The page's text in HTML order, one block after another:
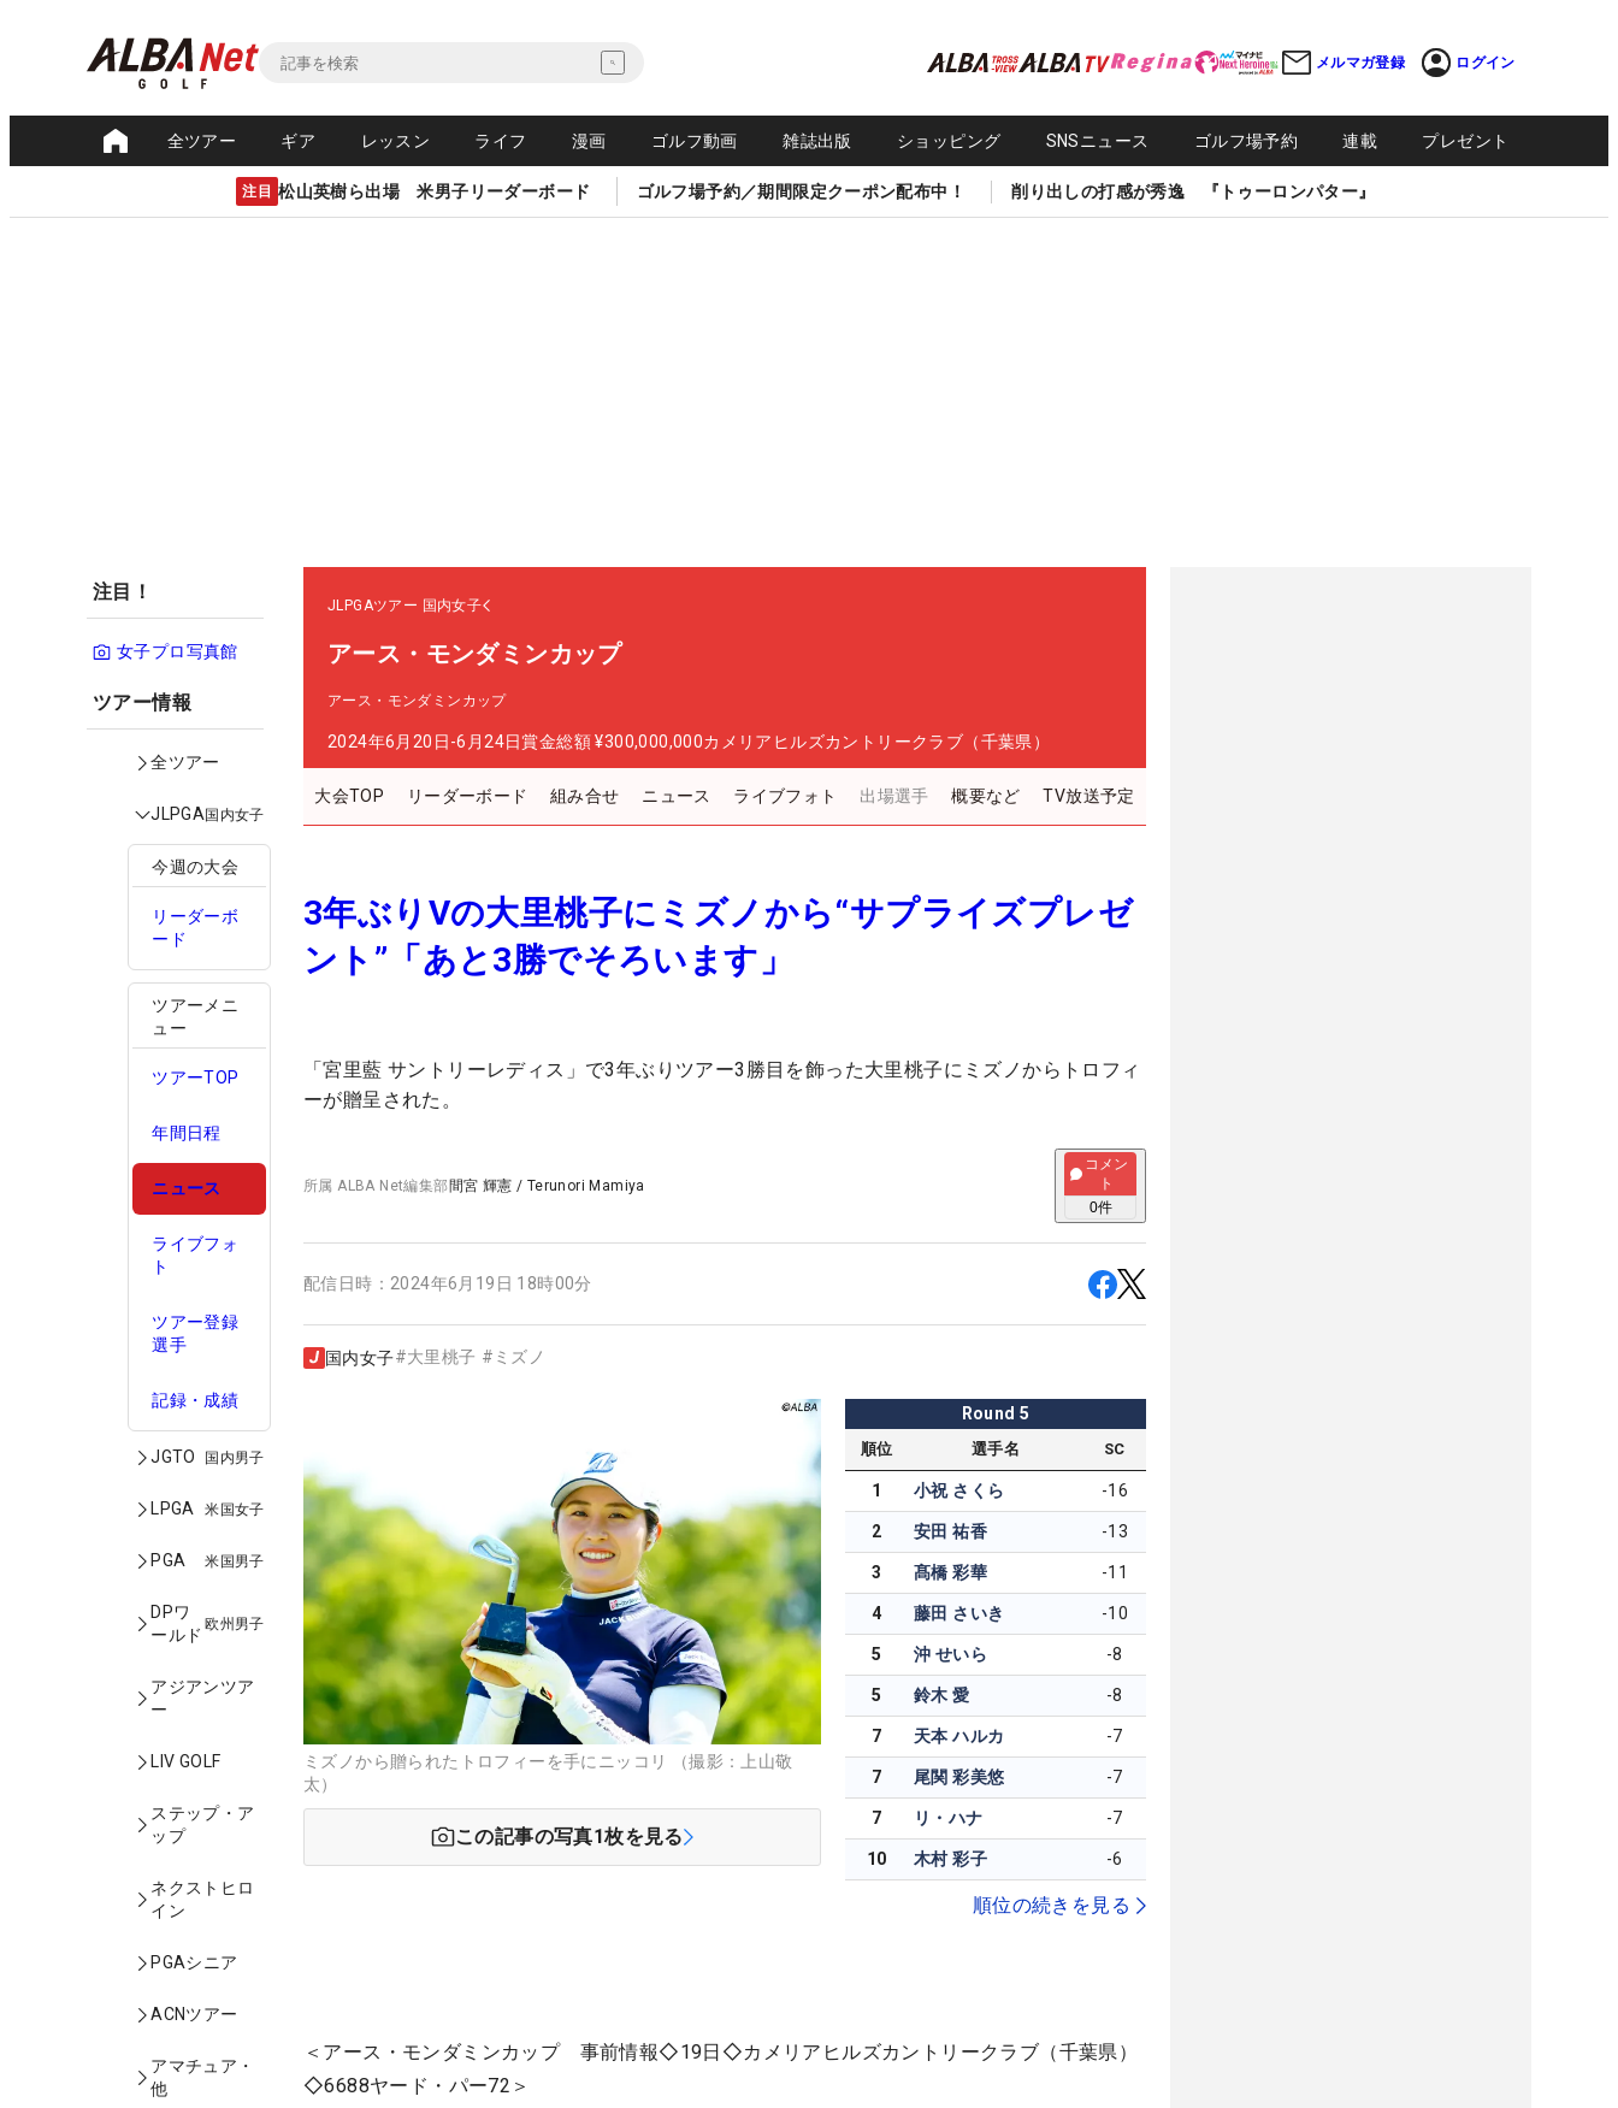
メルマガ登録 ログイン
全ツアー ギア レッスン ライフ 漫画 ゴルフ動画 雑誌出版 ショッピング SNSニュース ゴルフ場予約 連載 プレゼント
注目 松山英樹ら出場 米男子リーダーボード ゴルフ場予約／期間限定クーポン配布中！ 削り出しの打感が秀逸 『トゥーロンパター』
注目！
女子プロ写真館
ツアー情報
全ツアー
JLPGA国内女子
今週の大会
リーダーボ
ード
ツアーメニ
ュー
ツアーTOP
年間日程
ニュース
ライブフォ
ト
ツアー登録
選手
記録・成績
JGTO 国内男子
LPGA 米国女子
PGA 米国男子
DPワ
ールド
欧州男子
アジアンツア
ー
LIV GOLF
ステップ・ア
ップ
ネクストヒロ
イン
PGAシニア
ACNツアー
アマチュア・
他
JLPGAツアー 国内女子
アース・モンダミンカップ
アース・モンダミンカップ
2024年6月20日-6月24日賞金総額 ¥300,000,000カメリアヒルズカントリークラブ（千葉県）
大会TOP リーダーボード 組み合せ ニュース ライブフォト 出場選手 概要など TV放送予定
3年ぶりVの大里桃子にミズノから“サプライズプレゼ
ント”「あと3勝でそろいます」
「宮里藍 サントリーレディス」で3年ぶりツアー3勝目を飾った大里桃子にミズノからトロフィ
ーが贈呈された。
所属ALBA Net編集部間宮 輝憲 / Terunori Mamiya
コメン
ト
0件
配信日時： 2024年6月19日 18時00分
国内女子#大里桃子 # ミズノ
ミズノから贈られたトロフィーを手にニッコリ （撮影：上山敬
太）
この記事の写真1枚を見る
Round 5
順位 選手名 SC
1 小祝 さくら -16
2 安田 祐香 -13
3 髙橋 彩華 -11
4 藤田 さいき -10
5 沖 せいら -8
5 鈴木 愛 -8
7 天本 ハルカ -7
7 尾関 彩美悠 -7
7 リ・ハナ -7
10 木村 彩子 -6
順位の続きを見る
＜アース・モンダミンカップ 事前情報◇19日◇カメリアヒルズカントリークラブ（千葉県）
◇6688ヤード・パー72＞